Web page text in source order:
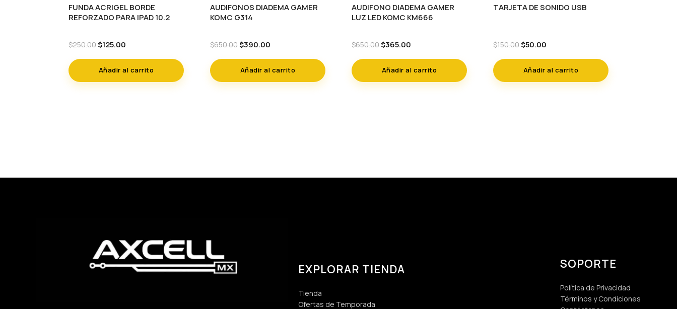
FUNDA ACRIGEL BORDE
REFORZADO PARA IPAD 10.2
$250.00Original
$250.00.
$125.00
$125.00.
Añadir al carrito
AUDIFONOS DIADEMA GAMER
KOMC G314
$650.00Original
$650.00.
$390.00
$390.00.
Añadir al carrito
AUDIFONO DIADEMA GAMER
LUZ LED KOMC KM666
$650.00Original
$650.00.
$365.00
$365.00.
Añadir al carrito
TARJETA DE SONIDO USB
$150.00Original
$150.00.
$50.00
$50.00.
Añadir al carrito
EXPLORAR TIENDA
Tienda
Ofertas de Temporada
SOPORTE
Política de Privacidad
Términos y Condiciones